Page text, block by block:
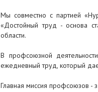
Мы совместно с партией
«Достойный труд - основа
области.
В профсоюзной
ежедневный труд, который
Главная миссия профсоюзов -